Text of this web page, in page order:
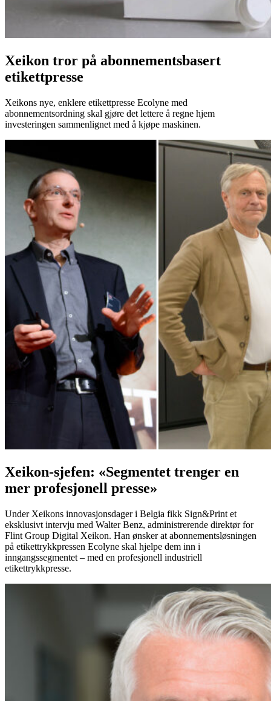
Xeikon tror på abonnementsbasert
etikettpresse
Xeikons nye, enklere etikettpresse Ecolyne med
abonnementsordning skal gjøre det lettere å regne hjem
investeringen sammenlignet med å kjøpe maskinen.
Xeikon-sjefen: «Segmentet trenger en
mer profesjonell presse»
Under Xeikons innovasjonsdager i Belgia fikk Sign&Print et
eksklusivt intervju med Walter Benz, administrerende direktør for
Flint Group Digital Xeikon. Han ønsker at abonnementsløsningen
på etikettrykkpressen Ecolyne skal hjelpe dem inn i
inngangssegmentet – med en profesjonell industriell
etikettrykkpresse.